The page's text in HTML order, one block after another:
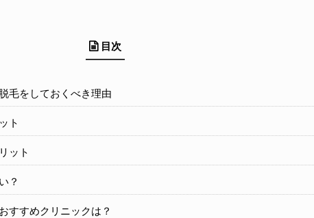
目次
毛をしておくべき理由
ト
ット
？
すすめクリニックは？